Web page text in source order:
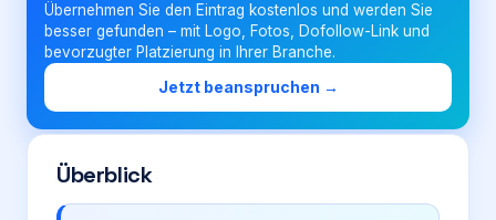
Firma eintragen
Übernehmen Sie den Eintrag kostenlos und werden Sie
besser gefunden – mit Logo, Fotos, Dofollow-Link und
bevorzugter Platzierung in Ihrer Branche.
Jetzt beanspruchen →
Überblick